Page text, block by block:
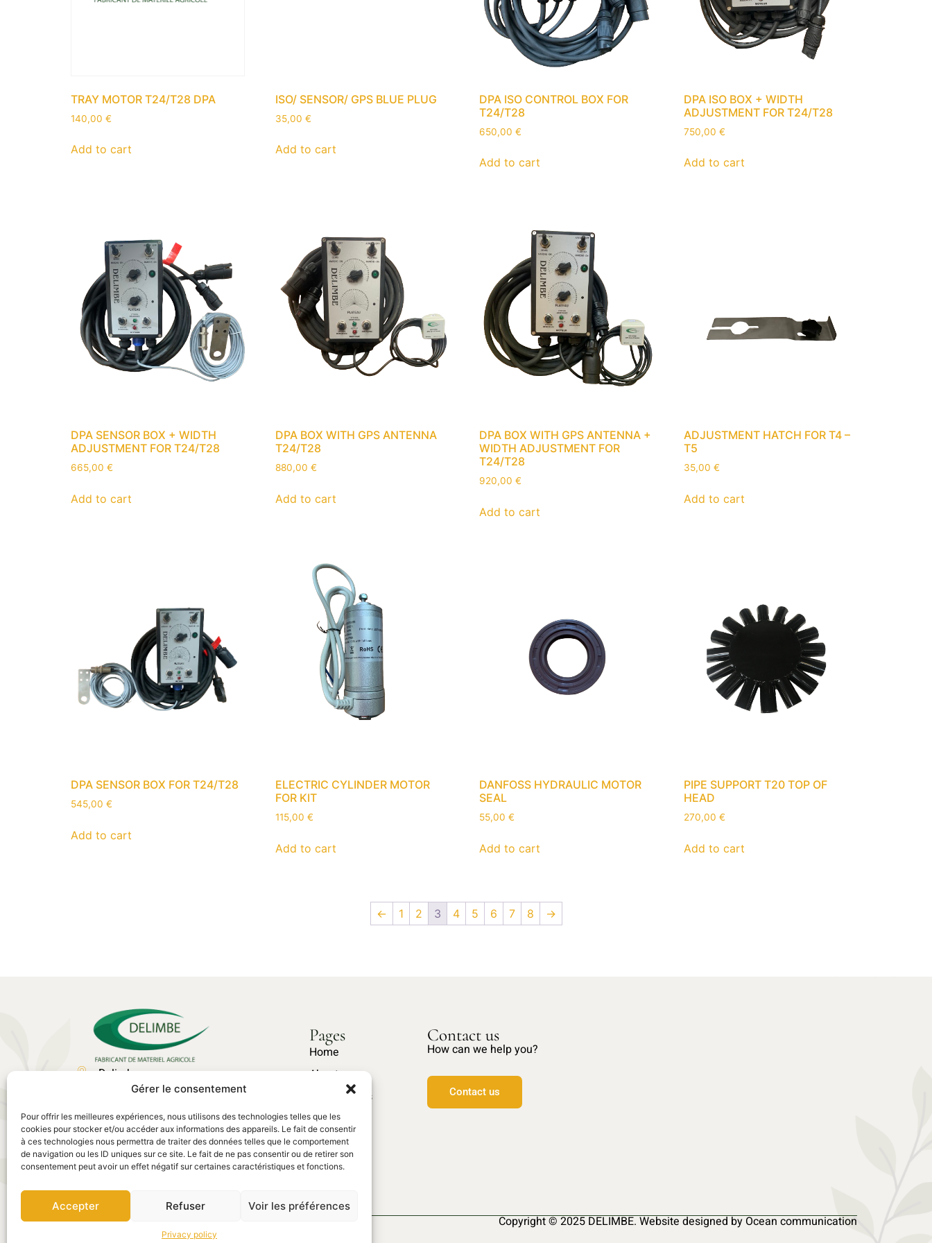
Gérer le consentement
Pour offrir les meilleures expériences, nous utilisons des technologies telles que les
cookies pour stocker et/ou accéder aux informations des appareils. Le fait de consentir
à ces technologies nous permettra de traiter des données telles que le comportement
de navigation ou les ID uniques sur ce site. Le fait de ne pas consentir ou de retirer son
consentement peut avoir un effet négatif sur certaines caractéristiques et fonctions.
Accepter Refuser Voir les préférences
Privacy policy
TRAY MOTOR T24/T28 DPA
140,00 €
Add to cart
ISO/ SENSOR/ GPS BLUE PLUG
35,00 €
Add to cart
DPA ISO CONTROL BOX FOR
T24/T28
650,00€
Add to cart
DPA ISO BOX + WIDTH
ADJUSTMENT FOR T24/T28
750,00€
Add to cart
DPA SENSOR BOX + WIDTH
ADJUSTMENT FOR T24/T28
665,00 €
Add to cart
DPA BOX WITH GPS ANTENNA
T24/T28
880,00 €
Add to cart
DPA BOX WITH GPS ANTENNA +
WIDTH ADJUSTMENT FOR
T24/T28
920,00€
Add to cart
ADJUSTMENT HATCH FOR T4 –
T5
35,00€
Add to cart
DPA SENSOR BOX FOR T24/T28
545,00 €
Add to cart
ELECTRIC CYLINDER MOTOR
FOR KIT
115,00 €
Add to cart
DANFOSS HYDRAULIC MOTOR
SEAL
55,00€
Add to cart
PIPE SUPPORT T20 TOP OF
HEAD
270,00€
Add to cart
← 1 2 3 4 5 6 7 8 →
Delimbe
Abbaye de Bonport
02 35 23 27 62
contact@delimbe.com
Pages
Home
About us
Our products
Spare parts
Contact us
How can we help you?
Contact us
Legal notice Copyright © 2025 DELIMBE. Website designed by Ocean communication